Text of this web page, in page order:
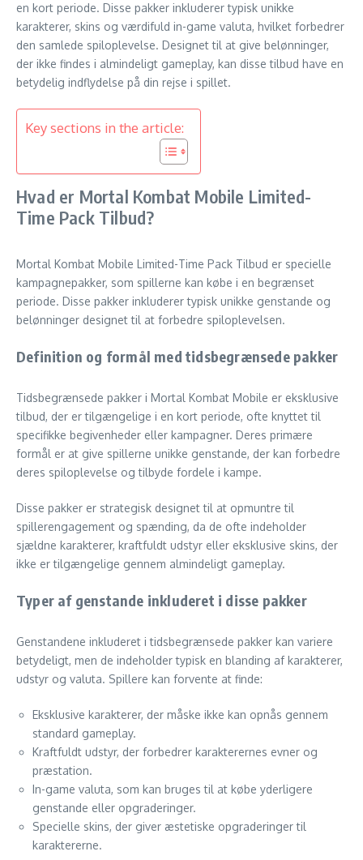
en kort periode. Disse pakker inkluderer typisk unikke
karakterer, skins og værdifuld in-game valuta, hvilket forbedrer
den samlede spiloplevelse. Designet til at give belønninger,
der ikke findes i almindeligt gameplay, kan disse tilbud have en
betydelig indflydelse på din rejse i spillet.
Key sections in the article:
Hvad er Mortal Kombat Mobile Limited-
Time Pack Tilbud?
Mortal Kombat Mobile Limited-Time Pack Tilbud er specielle
kampagnepakker, som spillerne kan købe i en begrænset
periode. Disse pakker inkluderer typisk unikke genstande og
belønninger designet til at forbedre spiloplevelsen.
Definition og formål med tidsbegrænsede pakker
Tidsbegrænsede pakker i Mortal Kombat Mobile er eksklusive
tilbud, der er tilgængelige i en kort periode, ofte knyttet til
specifikke begivenheder eller kampagner. Deres primære
formål er at give spillerne unikke genstande, der kan forbedre
deres spiloplevelse og tilbyde fordele i kampe.
Disse pakker er strategisk designet til at opmuntre til
spillerengagement og spænding, da de ofte indeholder
sjældne karakterer, kraftfuldt udstyr eller eksklusive skins, der
ikke er tilgængelige gennem almindeligt gameplay.
Typer af genstande inkluderet i disse pakker
Genstandene inkluderet i tidsbegrænsede pakker kan variere
betydeligt, men de indeholder typisk en blanding af karakterer,
udstyr og valuta. Spillere kan forvente at finde:
Eksklusive karakterer, der måske ikke kan opnås gennem
standard gameplay.
Kraftfuldt udstyr, der forbedrer karakterernes evner og
præstation.
In-game valuta, som kan bruges til at købe yderligere
genstande eller opgraderinger.
Specielle skins, der giver æstetiske opgraderinger til
karaktererne.